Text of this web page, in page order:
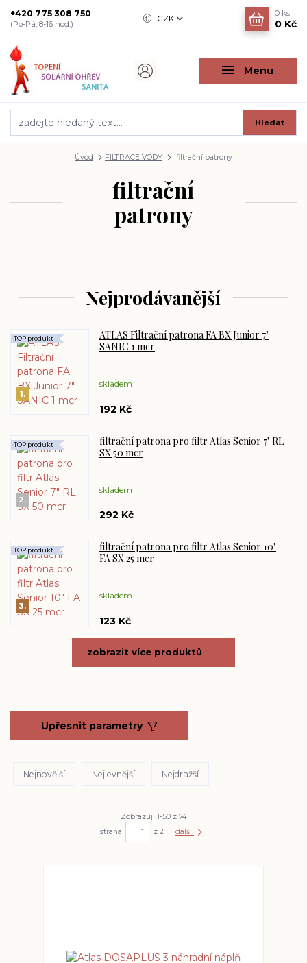
Menu
CZK
Hledat
+420 775 308 750
(Po-Pá, 8-16 hod.)
0 ks
0 Kč
Úvod FILTRACE VODY filtrační patrony
filtrační
patrony
Nejprodávanější
1.
ATLAS Filtrační patrona FA BX Junior 7"
SANIC 1 mcr
skladem
TOP produkt
192 Kč
2.
filtrační patrona pro filtr Atlas Senior 7" RL
SX 50 mcr
skladem
TOP produkt
292 Kč
3.
filtrační patrona pro filtr Atlas Senior 10"
FA SX 25 mcr
skladem
TOP produkt
123 Kč
zobrazit více produktů
Upřesnit parametry
Nejnovější Nejlevnější Nejdražší
Zobrazuji 1-50 z 74
strana
z 2 další